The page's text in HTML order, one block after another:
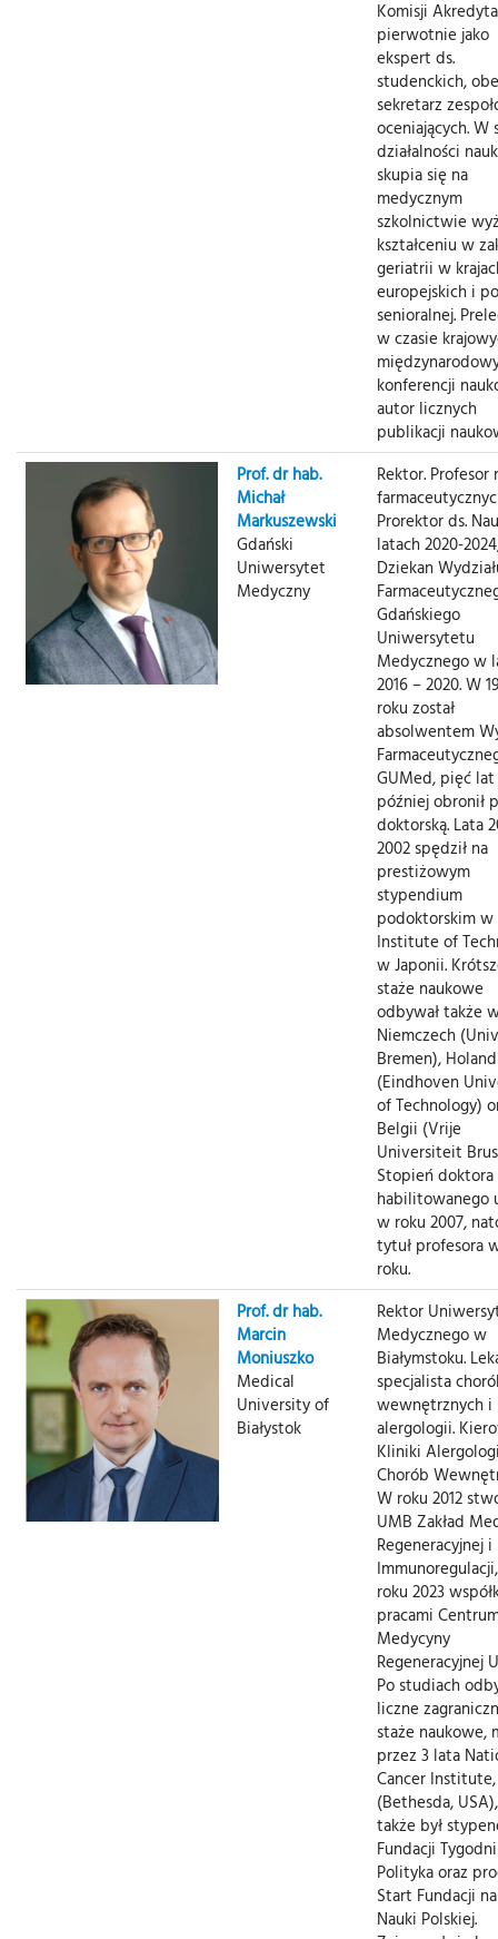
Komisji
pierwotnie jako
ekspert ds.
studenckich,
sekretarz
oceniających. W
działalności
skupia się na
medycznym
szkolnictwie
kształceniu w
geriatrii w
europejskich i
senioralnej.
w czasie
konferencji
autor licznych
publikacji
Prof. dr hab.
Michał
Markuszewski
Gdański
Uniwersytet
Medyczny
Rektor. Profesor
Prorektor ds.
latach 2020-
Dziekan
Gdańskiego
Uniwersytetu
Medycznego w
2016 – 2020. W
roku został
absolwentem
GUMed, pięć lat
później obronił
doktorską. Lata
2002 spędził na
prestiżowym
stypendium
podoktorskim
Institute of
w Japonii.
staże naukowe
odbywał także
Niemczech
Bremen),
(Eindhoven
of Technology)
Belgii (Vrije
Universiteit
Stopień doktora
habilitowanego
w roku 2007,
tytuł profesora
roku.
Prof. dr hab.
Marcin
Moniuszko
Medical
University of
Białystok
Rektor
Medycznego w
Białymstoku.
specjalista
wewnętrznych i
alergologii.
Kliniki
Chorób
W roku 2012
UMB Zakład
Regeneracyjnej i
roku 2023
pracami
Medycyny
Regeneracyjnej
Po studiach
liczne
staże naukowe,
przez 3 lata
Cancer
(Bethesda,
także był
Fundacji
Polityka oraz
Start Fundacji
Nauki Polskiej.